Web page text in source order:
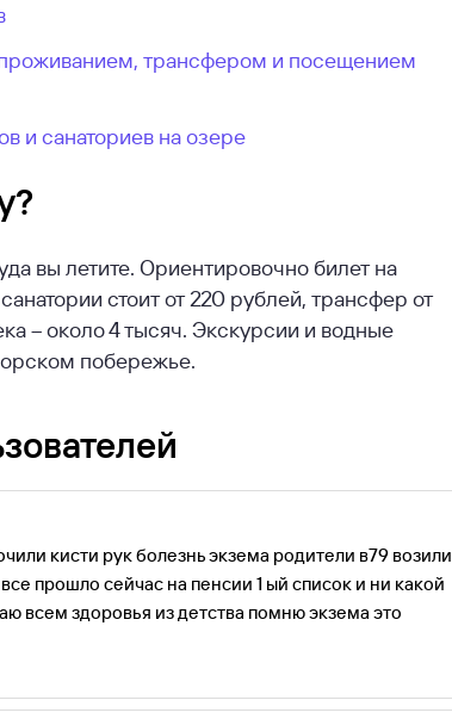
трансфером и посещением
и санаториев на озере
вы летите. Ориентировочно билет на
стоит от 220 рублей, трансфер от
– около 4 тысяч. Экскурсии и водные
побережье.
кисти рук болезнь экзема родители в79 возили
прошло сейчас на пенсии 1 ый список и ни какой
всем здоровья из детства помню экзема это